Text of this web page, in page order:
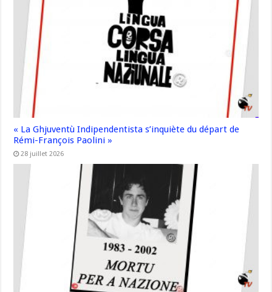
« La Ghjuventù Indipendentista s’inquiète du départ de
Rémi-François Paolini »
28 juillet 2026